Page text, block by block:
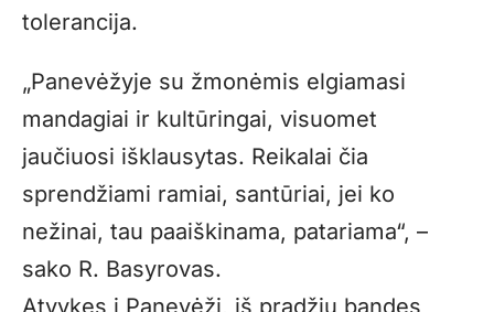
tolerancija.
„Panevėžyje su žmonėmis elgiamasi
mandagiai ir kultūringai, visuomet
jaučiuosi išklausytas. Reikalai čia
sprendžiami ramiai, santūriai, jei ko
nežinai, tau paaiškinama, patariama“, –
sako R. Basyrovas.
Atvykęs į Panevėžį, iš pradžių bandęs